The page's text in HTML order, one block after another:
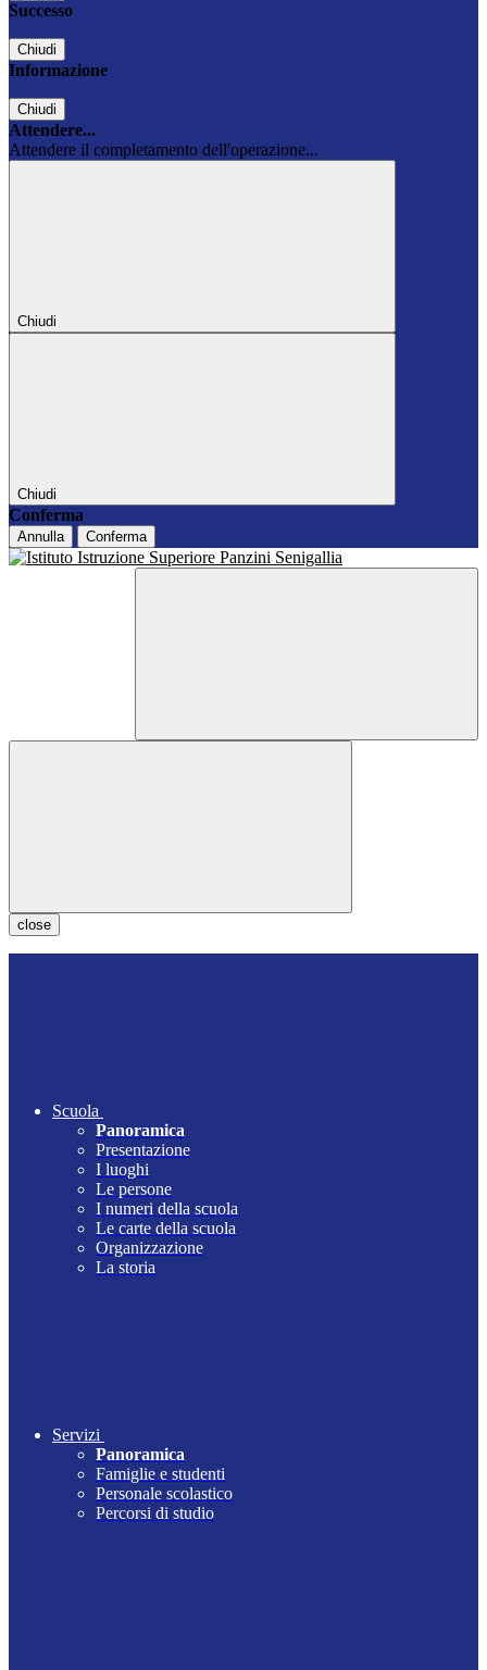
Successo
Chiudi
Informazione
Chiudi
Attendere...
Attendere il completamento dell'operazione...
Chiudi
Chiudi
Conferma
Annulla Conferma
close
Scuola
Panoramica
Presentazione
I luoghi
Le persone
I numeri della scuola
Le carte della scuola
Organizzazione
La storia
Servizi
Panoramica
Famiglie e studenti
Personale scolastico
Percorsi di studio